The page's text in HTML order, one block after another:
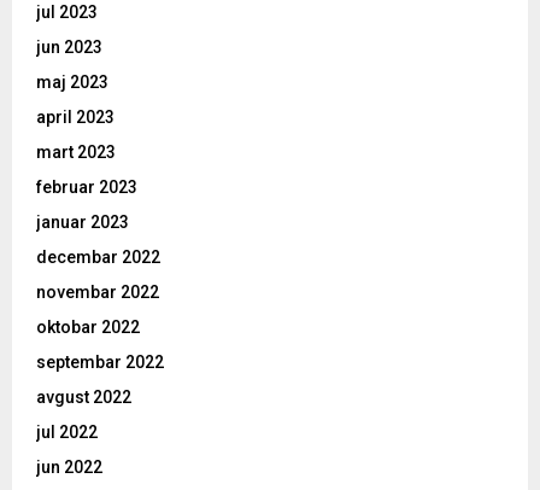
jul 2023
jun 2023
maj 2023
april 2023
mart 2023
februar 2023
januar 2023
decembar 2022
novembar 2022
oktobar 2022
septembar 2022
avgust 2022
jul 2022
jun 2022